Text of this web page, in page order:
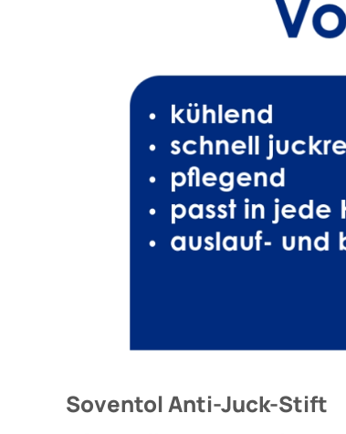
Soventol Anti-Juck-Stift